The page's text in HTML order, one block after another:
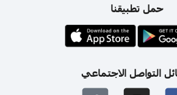
حمل تطبيقنا
التواصل الاجتماعي